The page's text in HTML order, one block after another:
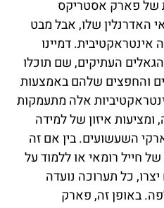
של פארק אסטריקס
האדרנלין שלו, אבל מבט
דמיינו
העתיקים, שם תוכלו
והחפצים שלהם באמצעות
אלה מתעמקות
איזון של למידה
השעשועים. בין אם זה
חייל רומאי או ללמוד על
כל תערוכה נועדה
באופן זה, פארק